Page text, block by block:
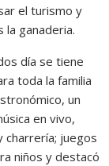
el turismo y
ganaderia.
día se tiene
toda la familia
un
en vivo,
charrería; juegos
niños y destacó